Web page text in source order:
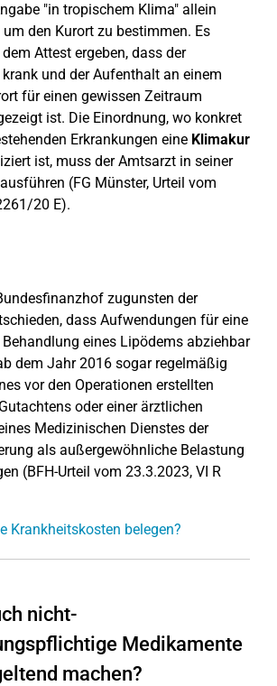
"in tropischem Klima" allein
den Kurort zu bestimmen. Es
Attest ergeben, dass der
und der Aufenthalt an einem
für einen gewissen Zeitraum
ist. Die Einordnung, wo konkret
Erkrankungen eine Klimakur
ist, muss der Amtsarzt in seiner
(FG Münster, Urteil vom
20 E).
zugunsten der
dass Aufwendungen für eine
eines Lipödems abziehbar
dem Jahr 2016 sogar regelmäßig
vor den Operationen erstellten
oder einer ärztlichen
Medizinischen Dienstes der
als außergewöhnliche Belastung
(BFH-Urteil vom 23.3.2023, VI R
Krankheitskosten belegen?
nicht-
Medikamente
machen?